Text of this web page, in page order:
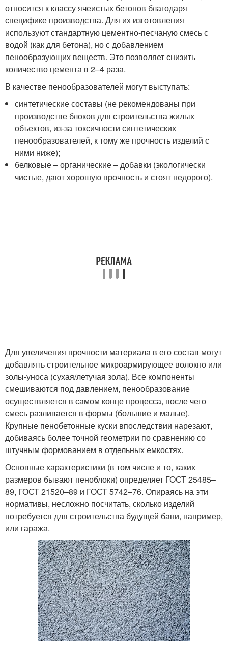
относится к классу ячеистых бетонов благодаря
специфике производства. Для их изготовления
используют стандартную цементно-песчаную смесь с
водой (как для бетона), но с добавлением
пенообразующих веществ. Это позволяет снизить
количество цемента в 2–4 раза.
В качестве пенообразователей могут выступать:
синтетические составы (не рекомендованы при
производстве блоков для строительства жилых
объектов, из-за токсичности синтетических
пенообразователей, к тому же прочность изделий с
ними ниже);
белковые – органические – добавки (экологически
чистые, дают хорошую прочность и стоят недорого).
Для увеличения прочности материала в его состав могут
добавлять строительное микроармирующее волокно или
золы-уноса (сухая/летучая зола). Все компоненты
смешиваются под давлением, пенообразование
осуществляется в самом конце процесса, после чего
смесь разливается в формы (большие и малые).
Крупные пенобетонные куски впоследствии нарезают,
добиваясь более точной геометрии по сравнению со
штучным формованием в отдельных емкостях.
Основные характеристики (в том числе и то, каких
размеров бывают пеноблоки) определяет ГОСТ 25485–
89, ГОСТ 21520–89 и ГОСТ 5742–76. Опираясь на эти
нормативы, несложно посчитать, сколько изделий
потребуется для строительства будущей бани, например,
или гаража.